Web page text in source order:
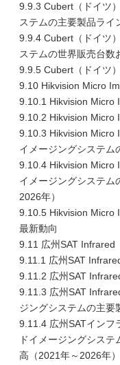
9.9.3 Cubert（ドイツ
ステムの主要製品ライ
9.9.4 Cubert（ドイツ
ステムの世界販売台数
9.9.5 Cubert（ドイツ
9.10 Hikvision Micro
9.10.1 Hikvision Micro
9.10.2 Hikvision Micro
9.10.3 Hikvision Micro
イメージングシステム
9.10.4 Hikvision Micro
イメージングシステム
2026年）
9.10.5 Hikvision Micro
最新動向
9.11 広州SAT Infrared
9.11.1 広州SAT
9.11.2 広州SAT
9.11.3 広州SAT
ジングシステムの主要
9.11.4 広州SATインフ
ドイメージングシス
高（2021年～2026年）